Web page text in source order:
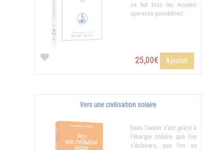
ce but tous les moyens
que nous possédons.
25,00€ Ajouter
Vers une civilisation solaire
Dans l’avenir c’est grâce à
l’énergie solaire que l’on
s’éclairera, que l’on se